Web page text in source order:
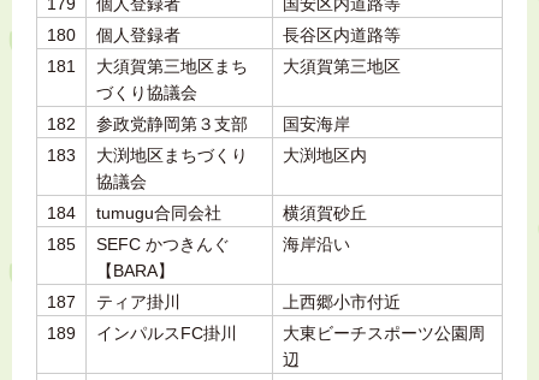
180
個人登録者
長谷区内道路等
181
大須賀第三地区まち
づくり協議会
大須賀第三地区
182 参政党静岡第３支部
国安海岸
183
大渕地区まちづくり
協議会
大渕地区内
184 tumugu合同会社
横須賀砂丘
185
SEFC かつきんぐ
【BARA】
海岸沿い
187 ティア掛川
上西郷小市付近
189
インパルスFC掛川
大東ビーチスポーツ公園周
辺